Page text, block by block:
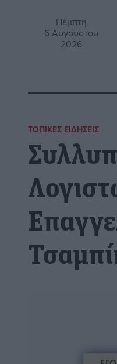
Πέμπτη
6 Αυγούστου
2026
ΤΟΠΙΚΈΣ ΕΙΔΉΣΕΙΣ